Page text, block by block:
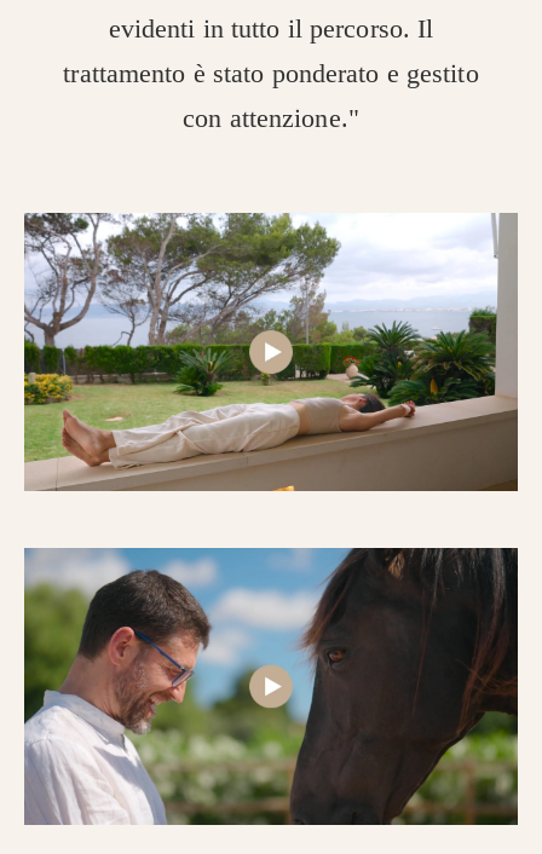
evidenti in tutto il percorso. Il
trattamento è stato ponderato e gestito
con attenzione."